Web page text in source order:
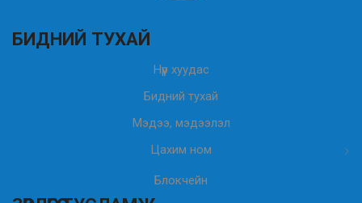
БИДНИЙ ТУХАЙ
Нүүр хуудас
Бидний тухай
Мэдээ, мэдээлэл
Цахим ном
Блокчейн